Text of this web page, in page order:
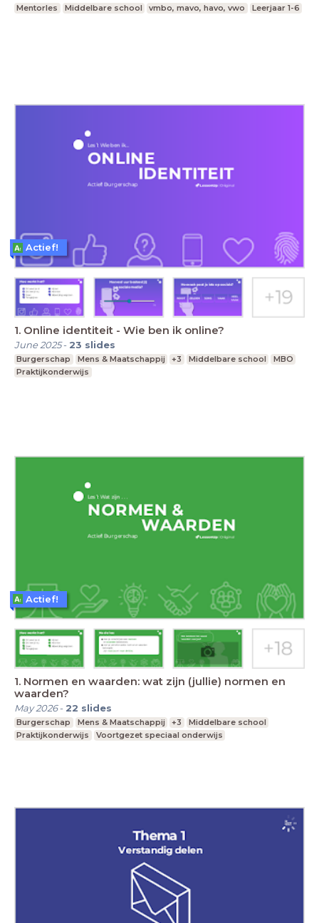
Mentorles Middelbare school vmbo, mavo, havo, vwo Leerjaar 1-6
1. Online identiteit - Wie ben ik online?
June 2025- 23 slides
Burgerschap Mens & Maatschappij +3 Middelbare school
MBO
Praktijkonderwijs
Actief!
1. Normen en waarden: wat zijn (jullie) normen en
waarden?
May 2026- 22 slides
Burgerschap Mens & Maatschappij +3
Middelbare school
Praktijkonderwijs
Voortgezet speciaal onderwijs
Actief!